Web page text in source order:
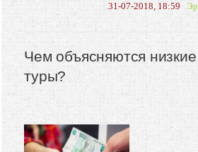
31-07-2018, 18:59
Чем объясняются
туры?